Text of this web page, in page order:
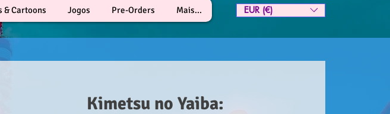
& Cartoons Jogos Pre-Orders Mais... EUR (€)
Kimetsu no Yaiba: